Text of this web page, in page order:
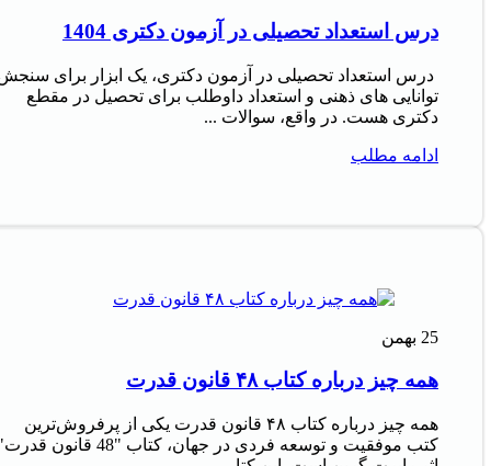
درس استعداد تحصیلی در آزمون دکتری 1404
درس استعداد تحصیلی در آزمون دکتری، یک ابزار برای
توانایی های ذهنی و استعداد داوطلب برای تحصیل در مقطع
دکتری هست. در واقع، سوالات ...
ادامه مطلب
25 بهمن
همه چیز درباره کتاب ۴۸ قانون قدرت
همه چیز درباره کتاب ۴۸ قانون قدرت یکی از پرفروش‌ترین
کتب موفقیت و توسعه فردی در جهان، کتاب "48 قانون